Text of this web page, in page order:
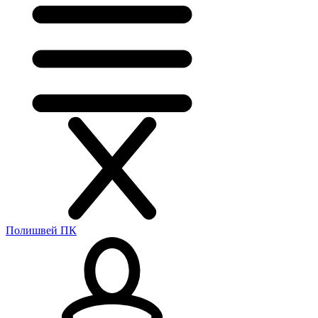
Полишвей ПК